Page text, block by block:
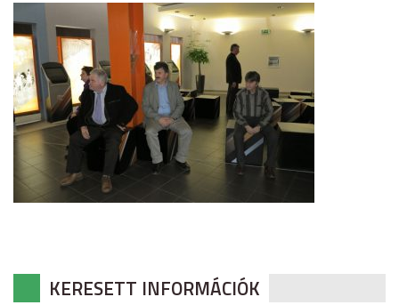
KERESETT INFORMÁCIÓK